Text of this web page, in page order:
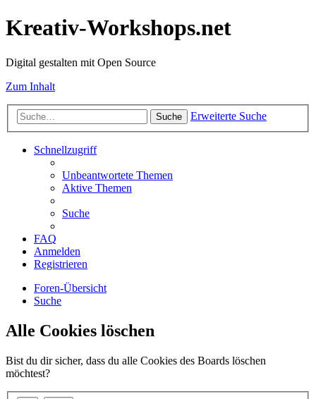
Kreativ-Workshops.net
Digital gestalten mit Open Source
Zum Inhalt
Suche Erweiterte Suche
Schnellzugriff
Unbeantwortete Themen
Aktive Themen
Suche
FAQ
Anmelden
Registrieren
Foren-Übersicht
Suche
Alle Cookies löschen
Bist du dir sicher, dass du alle Cookies des Boards löschen
möchtest?